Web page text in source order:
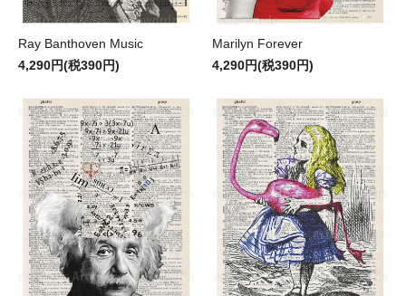
Ray Banthoven Music
4,290円(税390円)
Marilyn Forever
4,290円(税390円)